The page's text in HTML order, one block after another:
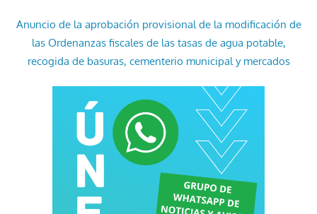
Anuncio de la aprobación provisional de la modificación de
las Ordenanzas fiscales de las tasas de agua potable,
recogida de basuras, cementerio municipal y mercados